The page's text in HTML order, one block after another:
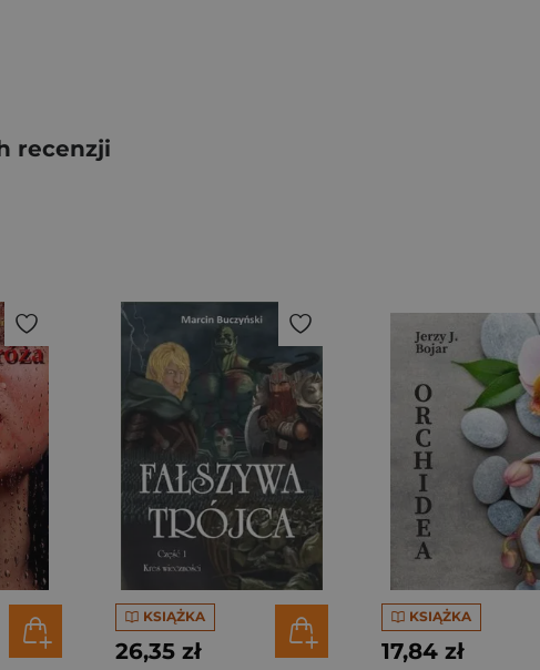
recenzji
KSIĄŻKA
26,35 zł
KSIĄŻKA
17,84 zł